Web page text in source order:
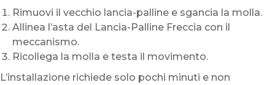
Rimuovi il vecchio lancia-palline e sgancia la molla.
Allinea l’asta del Lancia-Palline Freccia con il
meccanismo.
Ricollega la molla e testa il movimento.
L’installazione richiede solo pochi minuti e non